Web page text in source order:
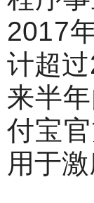
2017
计超
来半
付宝
用于